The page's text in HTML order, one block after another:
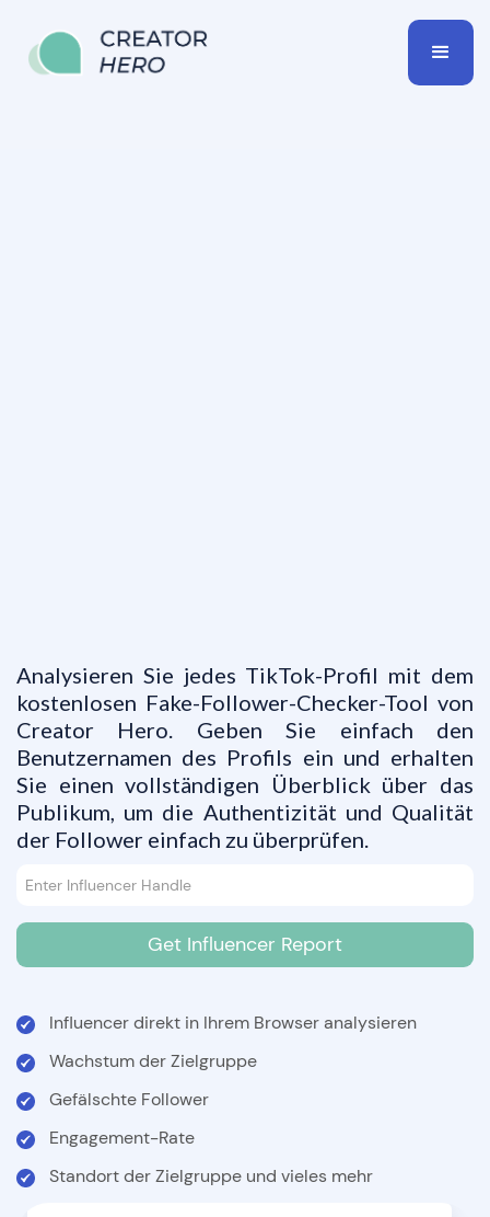
Analysieren Sie jedes TikTok-Profil mit dem
kostenlosen Fake-Follower-Checker-Tool von
Creator Hero. Geben Sie einfach den
Benutzernamen des Profils ein und erhalten
Sie einen vollständigen Überblick über das
Publikum, um die Authentizität und Qualität
der Follower einfach zu überprüfen.
Influencer direkt in Ihrem Browser analysieren
Wachstum der Zielgruppe
Gefälschte Follower
Engagement-Rate
Standort der Zielgruppe und vieles mehr